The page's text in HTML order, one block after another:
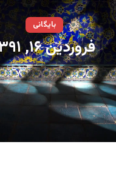
بایگانی
فروردین ۱۶, ۱۳۹۱